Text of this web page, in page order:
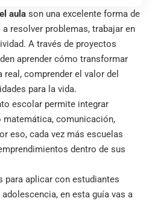
aula son una excelente forma de
resolver problemas, trabajar en
A través de proyectos
aprender cómo transformar
real, comprender el valor del
para la vida.
escolar permite integrar
comunicación,
eso, cada vez más escuelas
dentro de sus
para aplicar con estudiantes
en esta guía vas a